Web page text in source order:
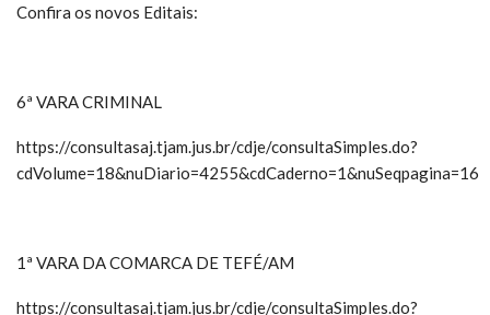
Confira os novos Editais:
6ª VARA CRIMINAL
https://consultasaj.tjam.jus.br/cdje/consultaSimples.do?
cdVolume=18&nuDiario=4255&cdCaderno=1&nuSeqpagina=16
1ª VARA DA COMARCA DE TEFÉ/AM
https://consultasaj.tjam.jus.br/cdje/consultaSimples.do?